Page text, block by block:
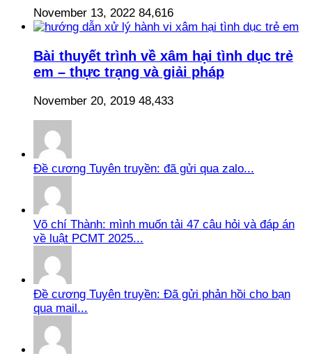
November 13, 2022 84,616
Bài thuyết trình về xâm hại tình dục trẻ
em – thực trạng và giải pháp
November 20, 2019 48,433
Đề cương Tuyên truyền: đã gửi qua zalo...
Võ chí Thành: mình muốn tải 47 câu hỏi và đáp án
về luật PCMT 2025...
Đề cương Tuyên truyền: Đã gửi phản hồi cho bạn
qua mail...